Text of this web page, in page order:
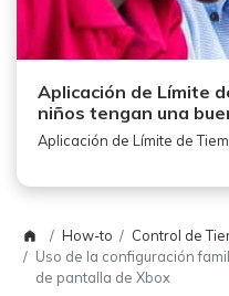
Aplicación de Límite
niños tengan una
Aplicación de Límite de
How-to
Control de
Uso de la configuración
de pantalla de Xbox